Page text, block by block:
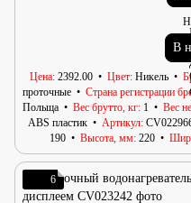
В
Цена 2392.00 Цвет Никель
проточные
Страна регистрации
Польща
Вес брутто, кг 1 Вес
АВS пластик
Артикул
190
Высота, мм 220
6